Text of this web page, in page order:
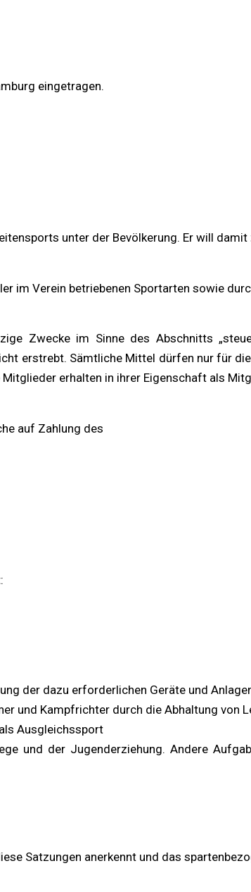
eingetragen.
unter der Bevölkerung. Er will
im Verein betriebenen Sportarten sowie
Zwecke im Sinne des Abschnitts
erstrebt. Sämtliche Mittel dürfen nur für
erhalten in ihrer Eigenschaft als
auf Zahlung des
der dazu erforderlichen Geräte und
und Kampfrichter durch die Abhaltung von
Ausgleichssport
und der Jugenderziehung. Andere
Satzungen anerkennt und das